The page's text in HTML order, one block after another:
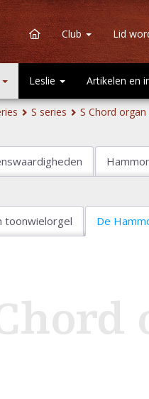
Club Lid
Leslie Artikelen en
S series S Chord organ
toonwielorgel De